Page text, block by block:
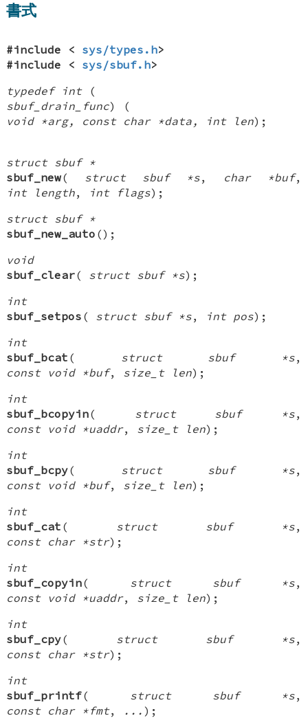
書式
#include < sys/types.h>
#include < sys/sbuf.h>
typedef int(
sbuf_drain_func) (
void *arg, const char *data, int len);
struct sbuf *
sbuf_new( struct sbuf *s, char *buf,
int length, int flags);
struct sbuf *
sbuf_new_auto ();
void
sbuf_clear( struct sbuf *s);
int
sbuf_setpos ( struct sbuf *s, int pos);
int
sbuf_bcat ( struct sbuf *s,
const void *buf, size_t len);
int
sbuf_bcopyin( struct sbuf *s,
const void *uaddr, size_t len);
int
sbuf_bcpy( struct sbuf *s,
const void *buf, size_t len);
int
sbuf_cat ( struct sbuf *s,
const char *str);
int
sbuf_copyin( struct sbuf *s,
const void *uaddr, size_t len);
int
sbuf_cpy( struct sbuf *s,
const char *str);
int
sbuf_printf( struct sbuf *s,
const char *fmt, ... );